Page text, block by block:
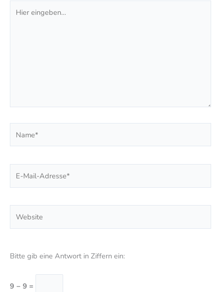
eingeben…
Mail-
Bitte gib eine Antwort in Ziffern ein:
9 − 9 =